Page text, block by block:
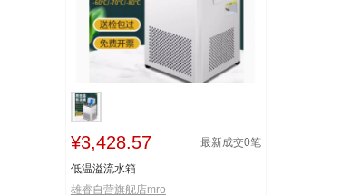
¥3,428.57 最新成交0笔
低温溢流水箱
雄睿自营旗舰店mro